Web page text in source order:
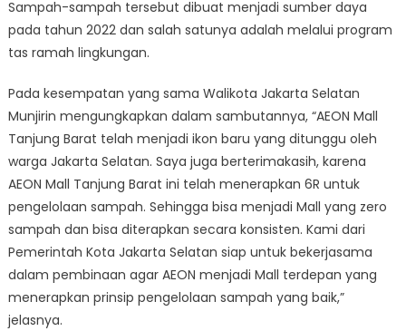
Sampah-sampah tersebut dibuat menjadi sumber daya
pada tahun 2022 dan salah satunya adalah melalui program
tas ramah lingkungan.
Pada kesempatan yang sama Walikota Jakarta Selatan
Munjirin mengungkapkan dalam sambutannya, “AEON Mall
Tanjung Barat telah menjadi ikon baru yang ditunggu oleh
warga Jakarta Selatan. Saya juga berterimakasih, karena
AEON Mall Tanjung Barat ini telah menerapkan 6R untuk
pengelolaan sampah. Sehingga bisa menjadi Mall yang zero
sampah dan bisa diterapkan secara konsisten. Kami dari
Pemerintah Kota Jakarta Selatan siap untuk bekerjasama
dalam pembinaan agar AEON menjadi Mall terdepan yang
menerapkan prinsip pengelolaan sampah yang baik,”
jelasnya.